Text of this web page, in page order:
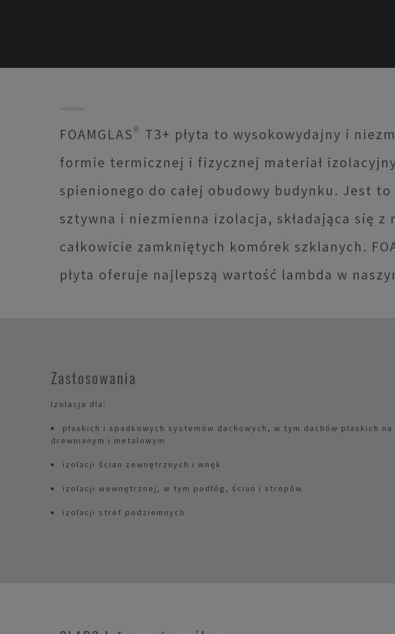
FOAMGLAS® T3+ płyta to wysokowydajny i
formie termicznej i fizycznej materiał izolacyjny
spienionego do całej obudowy budynku. Jest
sztywna i niezmienna izolacja, składająca się z
całkowicie zamkniętych komórek szklanych.
płyta oferuje najlepszą wartość lambda w
Zastosowania
Izolacja dla:
płaskich i spadkowych systemów dachowych, w tym dachów płaskich
drewnianym i metalowym
izolacji ścian zewnętrznych i wnęk
izolacji wewnętrznej, w tym podłóg, ścian i stropów
izolacji stref podziemnych